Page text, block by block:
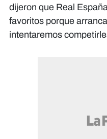
dijeron que Real
favoritos porque
intentaremos